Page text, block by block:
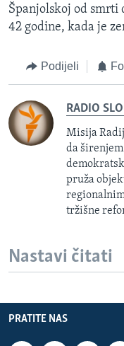
Španjolskoj od smrti
42 godine, kada je
Podijeli
RADIO
Misija
da
pruža
tržišne
Nastavi čitati
PRATITE NAS